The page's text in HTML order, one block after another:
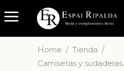
Home / Tienda /
Camisetas y sudaderas,